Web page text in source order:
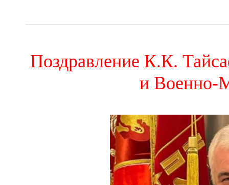
Поздравление К.К.
и Военно-